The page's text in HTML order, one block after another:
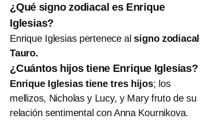
¿Qué signo zodiacal es Enrique
Iglesias?
Enrique Iglesias pertenece al signo zodiacal
Tauro.
¿Cuántos hijos tiene Enrique Iglesias?
Enrique Iglesias tiene tres hijos; los
mellizos, Nicholas y Lucy, y Mary fruto de su
relación sentimental con Anna Kournikova.